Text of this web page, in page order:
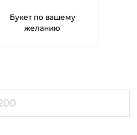
Букет по вашему
желанию